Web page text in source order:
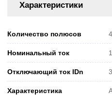
Характеристики
Количество полюсов
Номинальный ток
Отключающий ток IDn
Характеристика